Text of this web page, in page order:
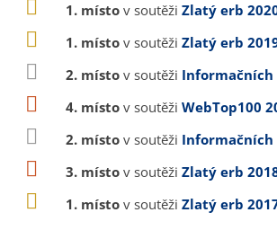
1. místo v soutěži Zlatý erb
1. místo v soutěži Zlatý erb
2. místo v soutěži Informačních
4. místo v soutěži WebTop100
2. místo v soutěži Informačních
3. místo v soutěži Zlatý erb
1. místo v soutěži Zlatý erb